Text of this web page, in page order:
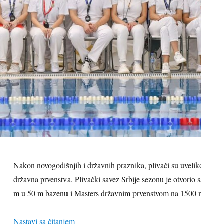
Nakon novogodišnjih i državnih praznika, plivači su
državna prvenstva. Plivački savez Srbije sezonu je otvorio
m u 50 m bazenu i Masters državnim prvenstvom na 1500
Nastavi sa čitanjem„Start sezone državnih prvenstava u